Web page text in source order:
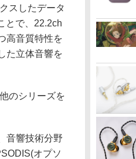
スしたデータ
とで、22.2ch
高音質特性を
た立体音響を
のシリーズを
音響技術分野
オプソ